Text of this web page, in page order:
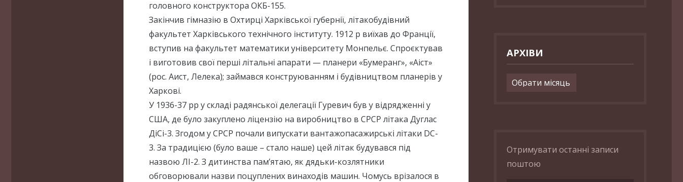
головного конструктора ОКБ-155.
Закінчив гімназію в Охтирці Харківської губернії, літакобудівний
факультет Харківського технічного інституту. 1912 р виїхав до Франції,
вступив на факультет математики університету Монпельє. Спроєктував
і виготовив свої перші літальні апарати — планери «Бумеранг», «Аіст»
(рос. Аист, Лелека); займався конструюванням і будівництвом планерів у
Харкові.
У 1936-37 рр у складі радянської делегації Гуревич був у відрядженні у
США, де було закуплено ліцензію на виробництво в СРСР літака Дуглас
ДіСі-3. Згодом у СРСР почали випускати вантажопасажирські літаки DC-
3. За традицією (було ваше – стало наше) цей літак будувався під
назвою ЛІ-2. З дитинства пам’ятаю, як дядьки-козлятники
обговорювали назви поцуплених винаходів машин. Чомусь врізалося в
АРХІВИ
Архіви
Отримувати останні записи
поштою